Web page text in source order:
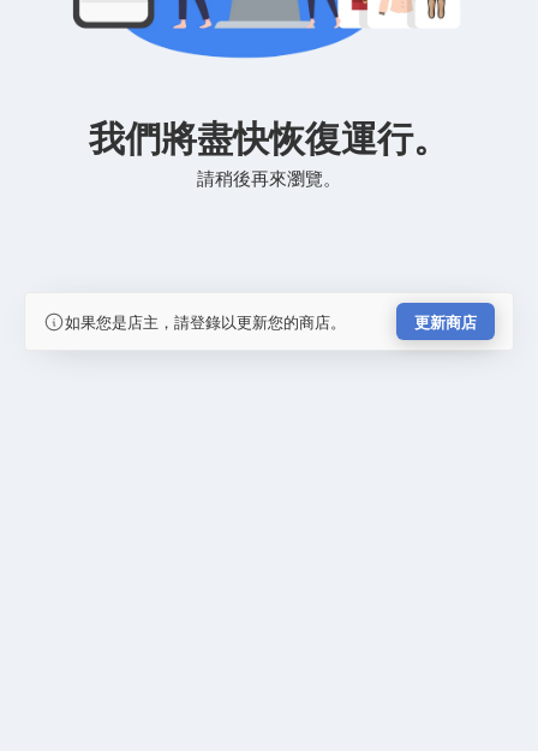
我們將盡快恢復運行。
請稍後再來瀏覽。
如果您是店主，請登錄以更新您的商店。 更新商店